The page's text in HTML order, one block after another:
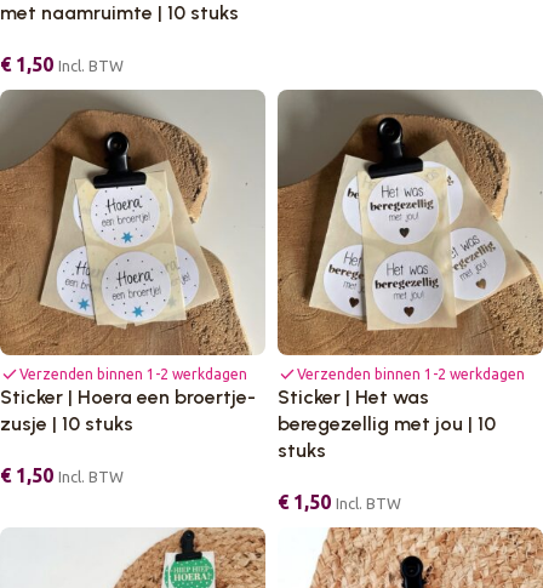
met naamruimte | 10 stuks
€1,50 Incl. BTW
checkVerzenden binnen 1-2 werkdagen
Sticker | Hoera een broertje-
zusje | 10 stuks
€1,50 Incl. BTW
checkVerzenden binnen 1-2 werkdagen
Sticker | Het was
beregezellig met jou | 10
stuks
€1,50 Incl. BTW